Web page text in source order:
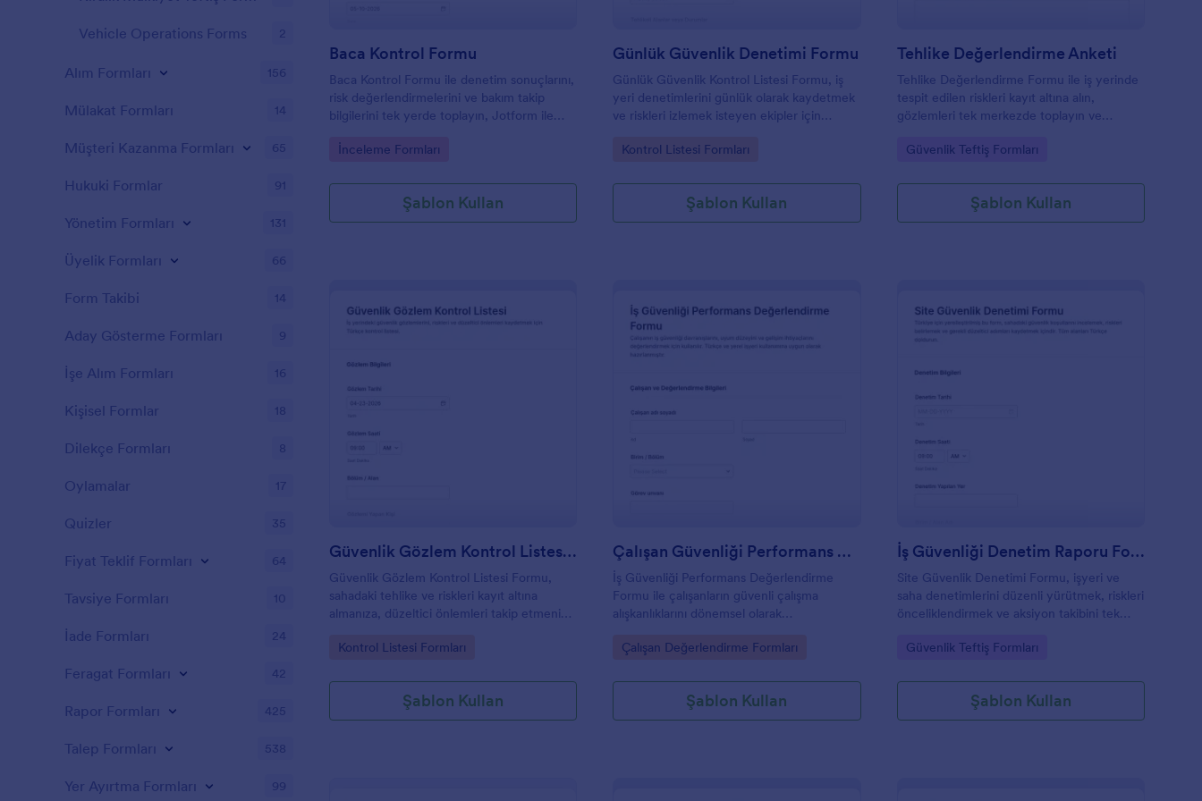
Baca Kontrol Formu
Baca Kontrol Formu ile denetim sonuçlarını,
risk değerlendirmelerini ve bakım takip
bilgilerini tek yerde toplayın, Jotform ile
form yanıtı kayıtlarını düzenli yönetin.
Go to Category:
İnceleme Formları
Şablon Kullan
Günlük Güvenlik Denetimi Formu
Günlük Güvenlik Kontrol Listesi Formu, iş
yeri denetimlerini günlük olarak kaydetmek
ve riskleri izlemek isteyen ekipler için
takibini kolaylaştırır.
Go to Category:
Kontrol Listesi Formları
Şablon Kullan
Tehlike Değerlendirme Anketi
Tehlike Değerlendirme Formu ile iş yerinde
tespit edilen riskleri kayıt altına alın,
gözlemleri tek merkezde toplayın ve
hızlandırın.
Go to Category:
Güvenlik Teftiş Formları
Şablon Kullan
: Güvenlik Gözlem Kontrol Listesi Formu
Güvenlik Gözlem Kontrol Listesi Formu
Güvenlik Gözlem Kontrol Listesi Formu,
sahadaki tehlike ve riskleri kayıt altına
almanıza, düzeltici önlemleri takip etmenize
düzenli yönetmenize yardımcı olur.
Go to Category:
Kontrol Listesi Formları
Şablon Kullan
Çalışan Güvenliği Performans Değerlendirme Anketi
İş Güvenliği Performans Değerlendirme
Formu ile çalışanların güvenli çalışma
alışkanlıklarını dönemsel olarak
notlarını toplayın ve Jotform üzerinden
Go to Category:
Çalışan Değerlendirme Formları
Şablon Kullan
İş Güvenliği Denetim Raporu Formu
Site Güvenlik Denetimi Formu, işyeri ve
saha denetimlerini düzenli yürütmek, riskleri
önceliklendirmek ve aksiyon takibini tek
form şablonudur.
Go to Category:
Güvenlik Teftiş Formları
Şablon Kullan
Vehicle Operations Forms 2
Alım Formları 156
Mülakat Formları 14
Müşteri Kazanma Formları 65
Hukuki Formlar 91
Yönetim Formları 131
Üyelik Formları 66
Form Takibi 14
Aday Gösterme Formları 9
İşe Alım Formları 16
Kişisel Formlar 18
Dilekçe Formları 8
Oylamalar 17
Quizler 35
Fiyat Teklif Formları 64
Tavsiye Formları 10
İade Formları 24
Feragat Formları 42
Rapor Formları 425
Talep Formları 538
Yer Ayırtma Formları 99